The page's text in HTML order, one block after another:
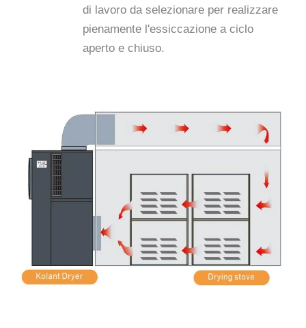
di lavoro da selezionare per realizzare
pienamente l'essiccazione a ciclo
aperto e chiuso.